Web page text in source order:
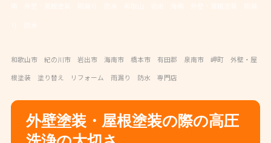
和歌山市 紀の川市 岩出市 海南市 橋本市 有田郡 泉南市 岬町 外壁・屋
根塗装 塗り替え リフォーム 雨漏り 防水 専門店
外壁塗装・屋根塗装の際の高圧